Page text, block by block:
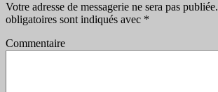
Votre adresse de messagerie ne sera pas publiée.
obligatoires sont indiqués avec *
Commentaire